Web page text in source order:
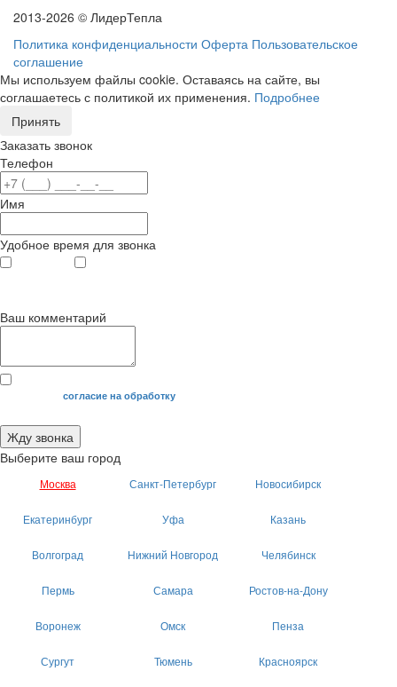
2013-2026 © ЛидерТепла
Политика конфиденциальности Оферта Пользовательское
соглашение
Мы используем файлы cookie. Оставаясь на сайте, вы
соглашаетесь с политикой их применения. Подробнее
Принять
Заказать звонок
Телефон
Имя
Удобное время для звонка
Ваш комментарий
Я даю своесогласие на обработку
Жду звонка
Выберите ваш город
Москва Санкт-Петербург Новосибирск
Екатеринбург Уфа Казань
Волгоград Нижний Новгород Челябинск
Пермь Самара Ростов-на-Дону
Воронеж Омск Пенза
Сургут Тюмень Красноярск